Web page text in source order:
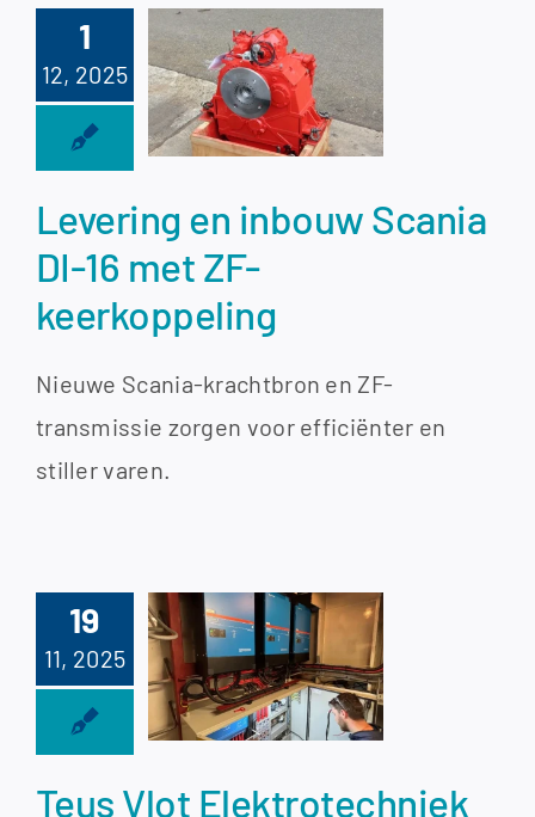
1
12, 2025
en
Scania
met ZF-
Levering en inbouw Scania
DI-16 met ZF-
keerkoppeling
Nieuwe Scania-krachtbron en ZF-
transmissie zorgen voor efficiënter en
stiller varen.
19
11, 2025
Vlot
30
Teus Vlot Elektrotechniek